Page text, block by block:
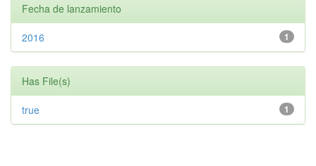
Fecha de lanzamiento
1
2016
Has File(s)
1
true